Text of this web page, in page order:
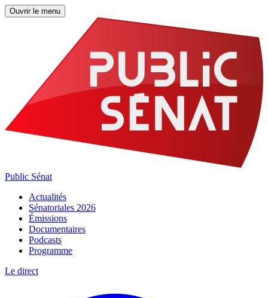
Ouvrir le menu
Public Sénat
Actualités
Sénatoriales 2026
Émissions
Documentaires
Podcasts
Programme
Le direct